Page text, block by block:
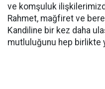
ve komşuluk
Rahmet, mağfiret ve
Kandiline bir kez daha
mutluluğunu hep birlikte